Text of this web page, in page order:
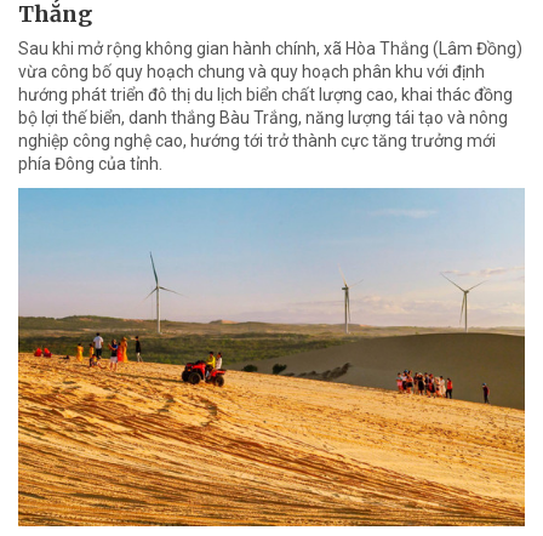
Thắng
Sau khi mở rộng không gian hành chính, xã Hòa Thắng (Lâm Đồng)
vừa công bố quy hoạch chung và quy hoạch phân khu với định
hướng phát triển đô thị du lịch biển chất lượng cao, khai thác đồng
bộ lợi thế biển, danh thắng Bàu Trắng, năng lượng tái tạo và nông
nghiệp công nghệ cao, hướng tới trở thành cực tăng trưởng mới
phía Đông của tỉnh.